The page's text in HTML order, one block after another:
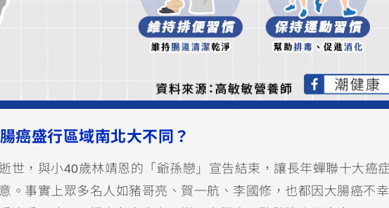
癌盛行區域南北大不同？
世，與小40歲林靖恩的「爺孫戀」宣告結束，讓長年蟬聯十大癌
。事實上眾多名人如豬哥亮、賀一航、李國修，也都因大腸癌不